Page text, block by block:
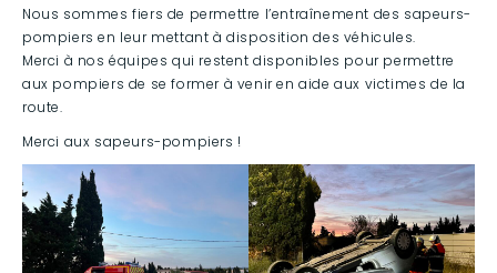
Nous sommes fiers de permettre l’entraînement des sapeurs-
pompiers en leur mettant à disposition des véhicules.
Merci à nos équipes qui restent disponibles pour permettre
aux pompiers de se former à venir en aide aux victimes de la
route.
Merci aux sapeurs-pompiers !